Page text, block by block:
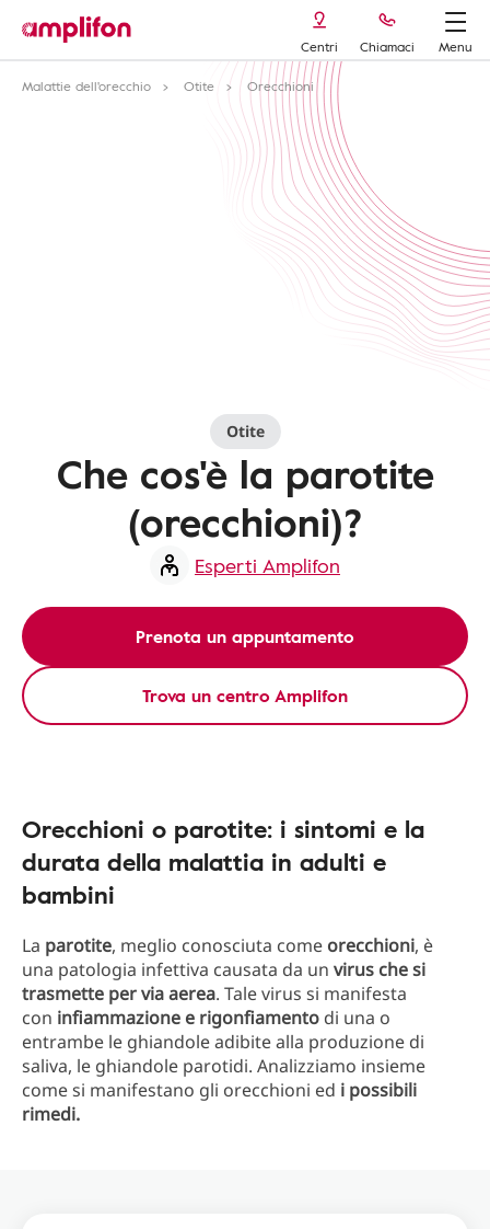
Centri Chiamaci
Menu
Malattie dell'orecchio
Otite Orecchioni
Otite
Che cos'è la parotite
(orecchioni)?
Esperti Amplifon
Prenota un appuntamento
Trova un centro Amplifon
Orecchioni o parotite: i sintomi e la
durata della malattia in adulti e
bambini
La parotite, meglio conosciuta come orecchioni, è
una patologia infettiva causata da un virus che si
trasmette per via aerea. Tale virus si manifesta
con infiammazione e rigonfiamento di una o
entrambe le ghiandole adibite alla produzione di
saliva, le ghiandole parotidi. Analizziamo insieme
come si manifestano gli orecchioni ed i possibili
rimedi.